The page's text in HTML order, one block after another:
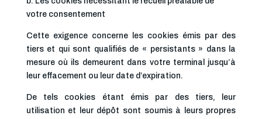
votre consentement
Cette exigence concerne les cookies émis par des
tiers et qui sont qualifiés de « persistants » dans la
mesure où ils demeurent dans votre terminal jusqu’à
leur effacement ou leur date d’expiration.
De tels cookies étant émis par des tiers, leur
utilisation et leur dépôt sont soumis à leurs propres